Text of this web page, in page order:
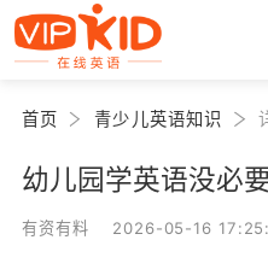
首页 青少儿英语知识
幼儿园学英语没必
有资有料 2026-05-16